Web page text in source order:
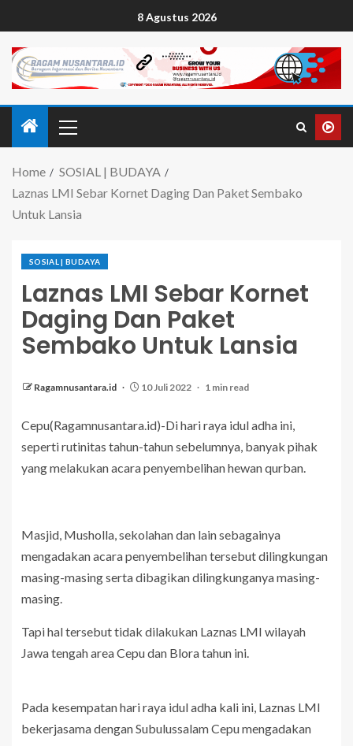
8 Agustus 2026
Home
SOSIAL | BUDAYA
Laznas LMI Sebar Kornet Daging Dan Paket Sembako
Untuk Lansia
SOSIAL | BUDAYA
Laznas LMI Sebar Kornet
Daging Dan Paket
Sembako Untuk Lansia
Ragamnusantara.id 10 Juli 2022 1 min read
Cepu(Ragamnusantara.id)-Di hari raya idul adha ini,
seperti rutinitas tahun-tahun sebelumnya, banyak pihak
yang melakukan acara penyembelihan hewan qurban.
Masjid, Musholla, sekolahan dan lain sebagainya
mengadakan acara penyembelihan tersebut dilingkungan
masing-masing serta dibagikan dilingkunganya masing-
masing.
Tapi hal tersebut tidak dilakukan Laznas LMI wilayah
Jawa tengah area Cepu dan Blora tahun ini.
Pada kesempatan hari raya idul adha kali ini, Laznas LMI
bekerjasama dengan Subulussalam Cepu mengadakan